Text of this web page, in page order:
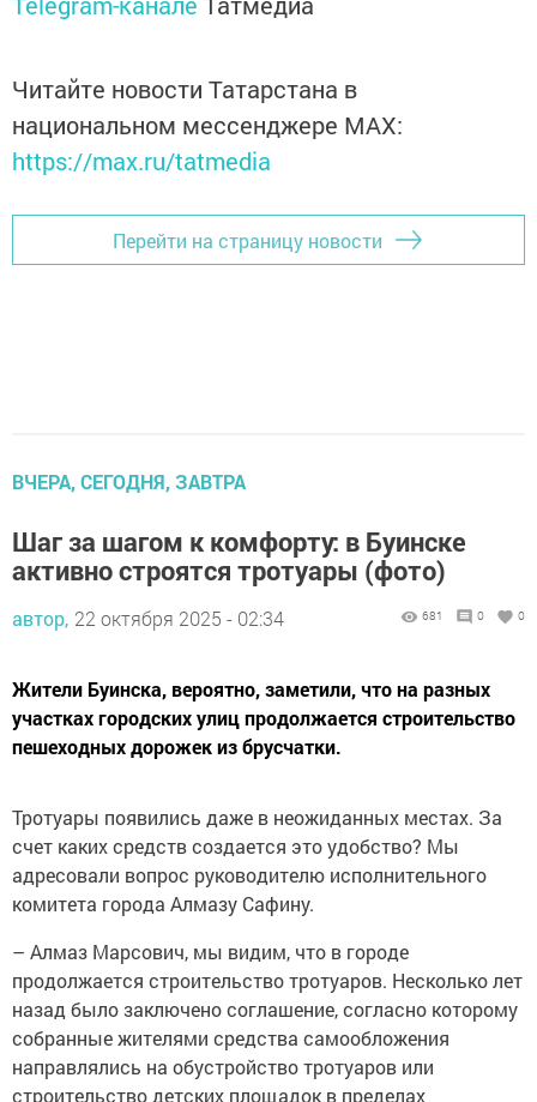
Читайте новости Татарстана в
национальном мессенджере MАХ:
https://max.ru/tatmedia
Перейти на страницу новости
ВЧЕРА, СЕГОДНЯ, ЗАВТРА
Шаг за шагом к комфорту: в Буинске
активно строятся тротуары (фото)
автор, 22 октября 2025 - 02:34 681 0 0
Жители Буинска, вероятно, заметили, что на разных
участках городских улиц продолжается строительство
пешеходных дорожек из брусчатки.
Тротуары появились даже в неожиданных местах. За
счет каких средств создается это удобство? Мы
адресовали вопрос руководителю исполнительного
комитета города Алмазу Сафину.
– Алмаз Марсович, мы видим, что в городе
продолжается строительство тротуаров. Несколько лет
назад было заключено соглашение, согласно которому
собранные жителями средства самообложения
направлялись на обустройство тротуаров или
строительство детских площадок в пределах